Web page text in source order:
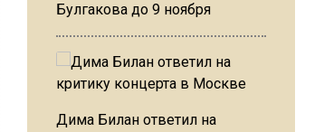
Булгакова до 9 ноября
Дима Билан ответил на